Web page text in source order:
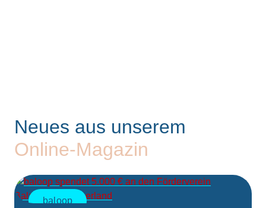
Neues aus unserem
Online-Magazin
baloop